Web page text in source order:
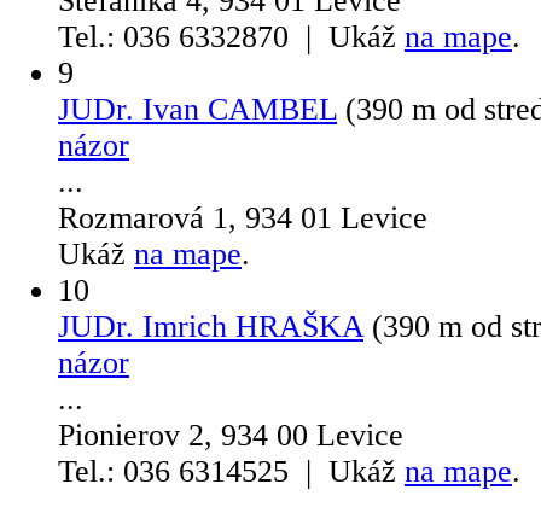
Tel.: 036 6332870 | Ukáž na mape.
9
JUDr. Ivan CAMBEL (390 m od
názor
...
Rozmarová 1, 934 01 Levice
Ukáž na mape.
10
JUDr. Imrich HRAŠKA (390 m od
názor
...
Pionierov 2, 934 00 Levice
Tel.: 036 6314525 | Ukáž na mape.